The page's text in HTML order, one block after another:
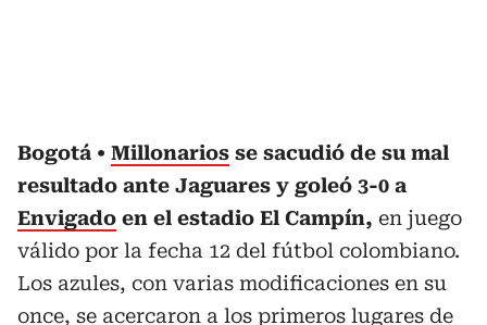
Bogotá Millonarios se sacudió de su mal
resultado ante Jaguares y goleó 3-0 a
Envigado en el estadio El Campín, en juego
válido por la fecha 12 del fútbol colombiano.
Los azules, con varias modificaciones en su
once, se acercaron a los primeros lugares de